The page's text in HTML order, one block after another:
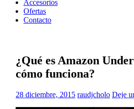
Accesorios
Ofertas
Contacto
¿Qué es Amazon
cómo funciona?
28 diciembre, 2015 raudjcholo Deje